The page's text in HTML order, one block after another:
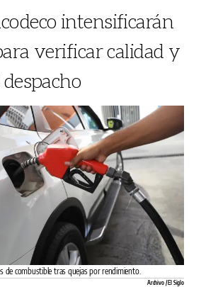
intensificarán
verificar calidad y
de combustible tras quejas por rendimiento.
Archivo / El Siglo